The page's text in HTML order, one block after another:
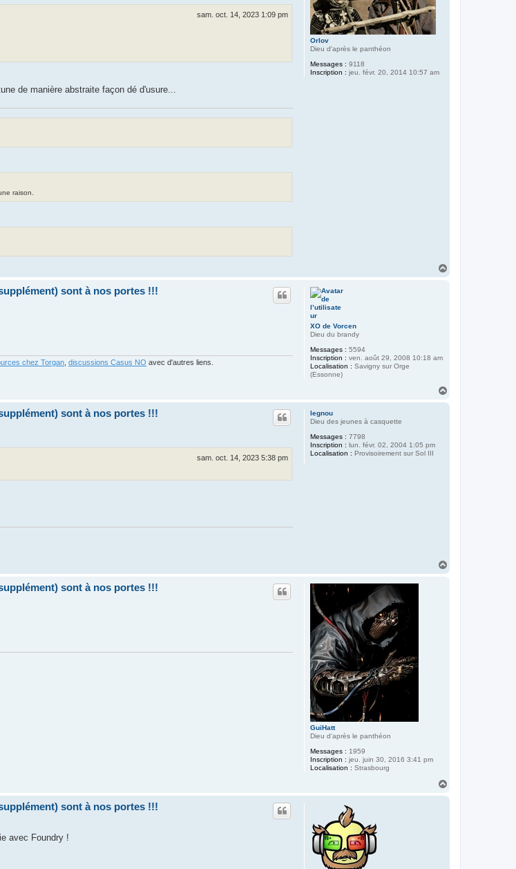
Orlov
Dieu d'après le panthéon
Messages : 9118
Inscription : jeu. févr. 20, 2014 10:57 am
sam. oct. 14, 2023 1:09 pm
de manière abstraite façon dé d'usure...
raison.
XO de Vorcen
Dieu du brandy
Messages : 5594
Inscription : ven. août 29, 2008 10:18 am
Localisation : Savigny sur Orge
(Essonne)
sont à nos portes !!!
chez Torgan discussions Casus NO avec d'autres liens.
legnou
Dieu des jeunes à casquette
Messages : 7798
Inscription : lun. févr. 02, 2004 1:05 pm
Localisation : Provisoirement sur Sol III
sont à nos portes !!!
sam. oct. 14, 2023 5:38 pm
GuiHatt
Dieu d'après le panthéon
Messages : 1959
Inscription : jeu. juin 30, 2016 3:41 pm
Localisation : Strasbourg
sont à nos portes !!!
sont à nos portes !!!
avec Foundry !